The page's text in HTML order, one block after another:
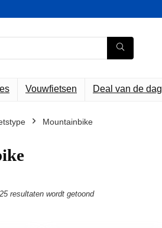
Vouwfietsen Deal van de dag
‎Mountainbike
resultaten wordt getoond